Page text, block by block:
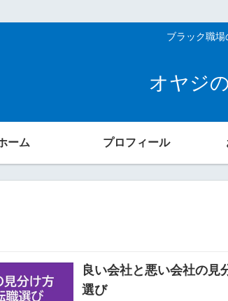
ブラック職
オヤジ
ーム プロフィール
良い会社と悪い会社の見
選び